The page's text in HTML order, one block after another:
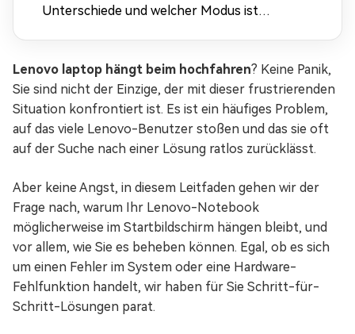
Unterschiede und welcher Modus ist
Lenovo laptop hängt beim hochfahren? Keine Panik,
Sie sind nicht der Einzige, der mit dieser frustrierenden
Situation konfrontiert ist. Es ist ein häufiges Problem,
auf das viele Lenovo-Benutzer stoßen und das sie oft
auf der Suche nach einer Lösung ratlos zurücklässt.
Aber keine Angst, in diesem Leitfaden gehen wir der
Frage nach, warum Ihr Lenovo-Notebook
möglicherweise im Startbildschirm hängen bleibt, und
vor allem, wie Sie es beheben können. Egal, ob es sich
um einen Fehler im System oder eine Hardware-
Fehlfunktion handelt, wir haben für Sie Schritt-für-
Schritt-Lösungen parat.